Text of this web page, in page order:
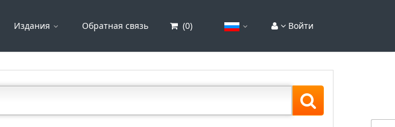
Издания Обратная связь (0) Войти